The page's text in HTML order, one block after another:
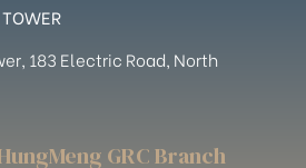
183 Electric Road, North
GRC Branch